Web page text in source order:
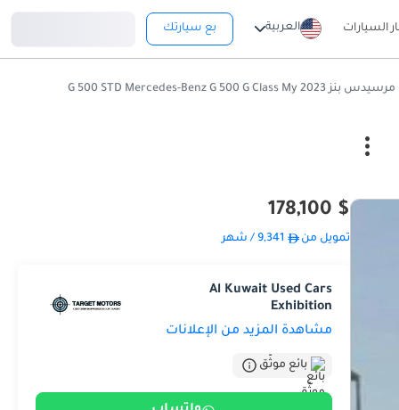
السيارات العربية بع سيارتك
مرسيدس بنز G 500 STD Mercedes-Benz G 500 G Class My 2023
$ 178,100
تمويل من 9,341 / شهر
Al Kuwait Used Cars
Exhibition
مشاهدة المزيد من الإعلانات
بائع موثّق